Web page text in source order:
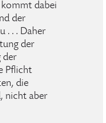
kommt dabei
der
. . . Daher
der
der
Pflicht
die
nicht aber